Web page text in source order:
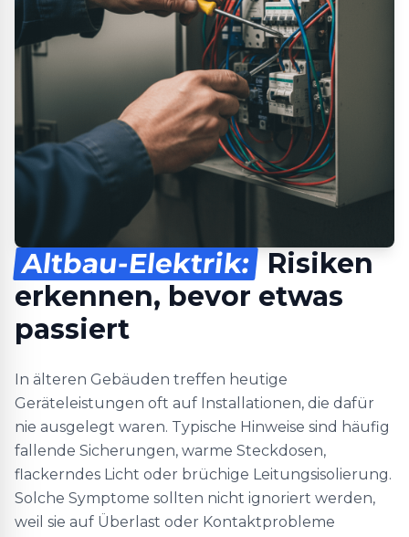
Altbau-Elektrik: Risiken
erkennen, bevor etwas
passiert
In älteren Gebäuden treffen heutige
Geräteleistungen oft auf Installationen, die dafür
nie ausgelegt waren. Typische Hinweise sind häufig
fallende Sicherungen, warme Steckdosen,
flackerndes Licht oder brüchige Leitungsisolierung.
Solche Symptome sollten nicht ignoriert werden,
weil sie auf Überlast oder Kontaktprobleme